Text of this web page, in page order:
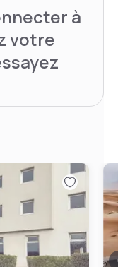
à
votre